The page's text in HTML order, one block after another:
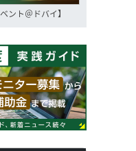
ント＠ドバイ】